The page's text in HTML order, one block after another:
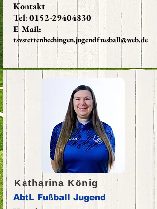
Kontakt
Tel: 0152-29404830
E-Mail:
tsvstettenhechingen.jugendfussball@web.de
Katharina König
AbtL Fußball Jugend